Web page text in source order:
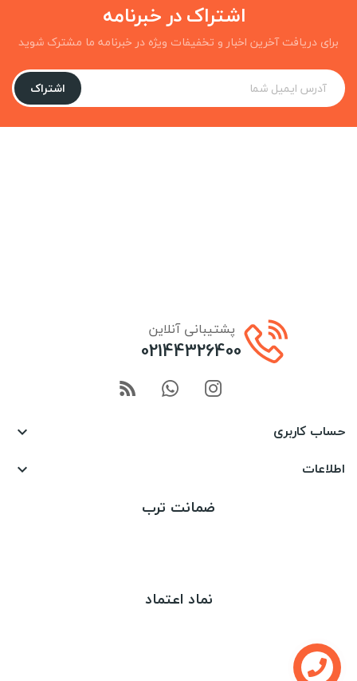
اشتراک در خبرنامه
برای دریافت آخرین اخبار و تخفیفات ویژه در خبرنامه ما مشترک شوید
اشتراک
پشتیبانی آنلاین
02144326400
حساب کاربری 
اطلاعات 
ضمانت ترب
نماد اعتماد